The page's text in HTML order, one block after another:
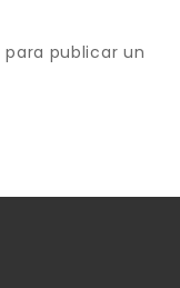
para publicar un